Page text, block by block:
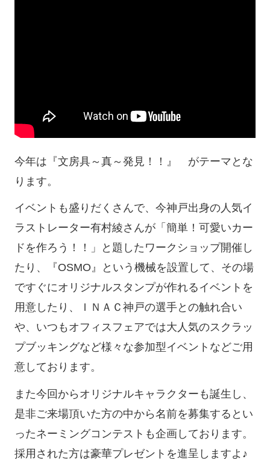
今年は『文房具～真～発見！！』 がテーマとな
ります。
イベントも盛りだくさんで、今神戸出身の人気イ
ラストレーター有村綾さんが「簡単！可愛いカー
ドを作ろう！！」と題したワークショップ開催し
たり、『OSMO』という機械を設置して、その場
ですぐにオリジナルスタンプが作れるイベントを
用意したり、ＩＮＡＣ神戸の選手との触れ合い
や、いつもオフィスフェアでは大人気のスクラッ
プブッキングなど様々な参加型イベントなどご用
意しております。
また今回からオリジナルキャラクターも誕生し、
是非ご来場頂いた方の中から名前を募集するとい
ったネーミングコンテストも企画しております。
採用された方は豪華プレゼントを進呈しますよ♪